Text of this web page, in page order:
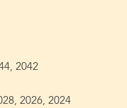
2042
2026, 2024